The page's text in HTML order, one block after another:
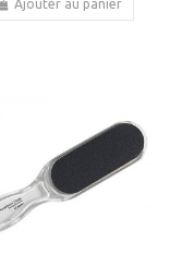
Ajouter au panier